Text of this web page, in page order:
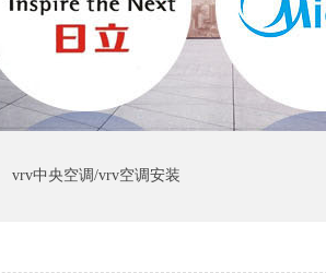
vrv中央空调/vrv空调安装